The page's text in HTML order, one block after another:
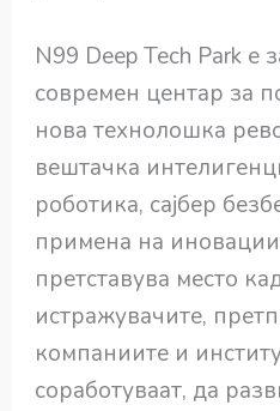
N99 Deep Tech Park е
современ центар за
нова технолошка
вештачка
роботика, сајбер
примена на
претставува место
истражувачите,
компаниите и
соработуваат, да